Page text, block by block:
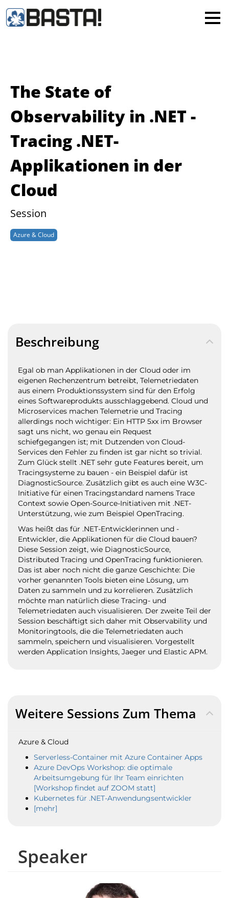
The State of
Observability in .NET -
Tracing .NET-
Applikationen in der
Cloud
Session
Azure & Cloud
Speaker
Beschreibung
Egal ob man Applikationen in der Cloud oder im
eigenen Rechenzentrum betreibt, Telemetriedaten
aus einem Produktionssystem sind für den Erfolg
eines Softwareprodukts ausschlaggebend. Cloud und
Microservices machen Telemetrie und Tracing
allerdings noch wichtiger: Ein HTTP 5xx im Browser
sagt uns nicht, wo genau ein Request
schiefgegangen ist; mit Dutzenden von Cloud-
Services den Fehler zu finden ist gar nicht so trivial.
Zum Glück stellt .NET sehr gute Features bereit, um
Tracingsysteme zu bauen - ein Beispiel dafür ist
DiagnosticSource. Zusätzlich gibt es auch eine W3C-
Initiative für einen Tracingstandard namens Trace
Context sowie Open-Source-Initiativen mit .NET-
Unterstützung, wie zum Beispiel OpenTracing.
Was heißt das für .NET-Entwicklerinnen und -
Entwickler, die Applikationen für die Cloud bauen?
Diese Session zeigt, wie DiagnosticSource,
Distributed Tracing und OpenTracing funktionieren.
Das ist aber noch nicht die ganze Geschichte: Die
vorher genannten Tools bieten eine Lösung, um
Daten zu sammeln und zu korrelieren. Zusätzlich
möchte man natürlich diese Tracing- und
Telemetriedaten auch visualisieren. Der zweite Teil der
Session beschäftigt sich daher mit Observability und
Monitoringtools, die die Telemetriedaten auch
sammeln, speichern und visualisieren. Vorgestellt
werden Application Insights, Jaeger und Elastic APM.
Weitere Sessions Zum Thema
Azure & Cloud
Serverless-Container mit Azure Container Apps
Azure DevOps Workshop: die optimale
Arbeitsumgebung für Ihr Team einrichten
[Workshop findet auf ZOOM statt]
Kubernetes für .NET-Anwendungsentwickler
[mehr]
MAINZ
Alle